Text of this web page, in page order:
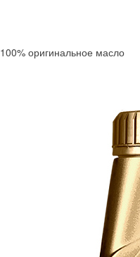
100% оригинальное масло